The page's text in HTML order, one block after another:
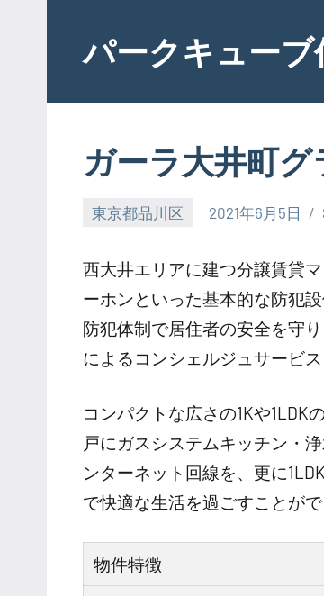
contentパークキュー
ガーラ大井町
東京都品川区 2021年6月5日
西大井エリアに建つ分譲賃貸
ーホンといった基本的な防犯
防犯体制で居住者の安全を守
によるコンシェルジュサービ
コンパクトな広さの1Kや
戸にガスシステムキッチン・
ンターネット回線を、更に
で快適な生活を過ごすことがで
物件特徴